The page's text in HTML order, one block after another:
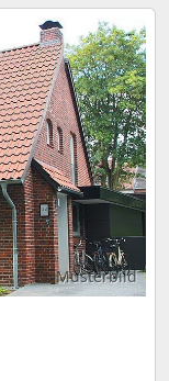
Musterbild